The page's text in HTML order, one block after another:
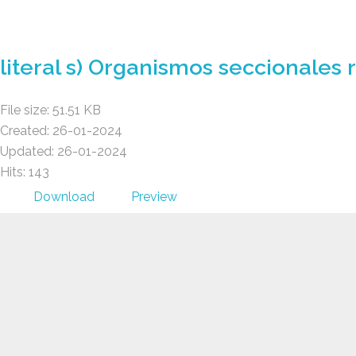
literal s) Organismos
File size: 51.51 KB
Created: 26-01-2024
Updated: 26-01-2024
Hits: 143
Download
Preview